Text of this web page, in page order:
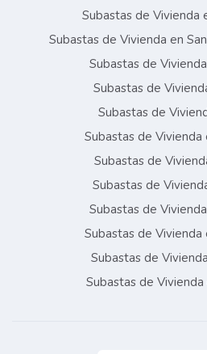
Subastas de Vivienda
Subastas de Vivienda en
Subastas de
Subastas de
Subastas de
Subastas de Vivienda
Subastas de
Subastas de
Subastas de
Subastas de Vivienda
Subastas de
Subastas de Vivienda